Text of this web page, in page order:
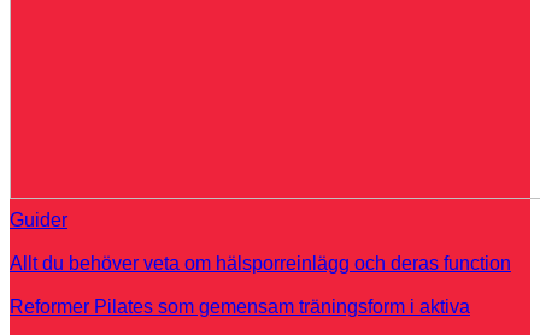
Guider
Allt du behöver veta om hälsporreinlägg och deras function
Reformer Pilates som gemensam träningsform i aktiva